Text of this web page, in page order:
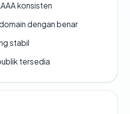
konsisten
dengan benar
stabil
tersedia